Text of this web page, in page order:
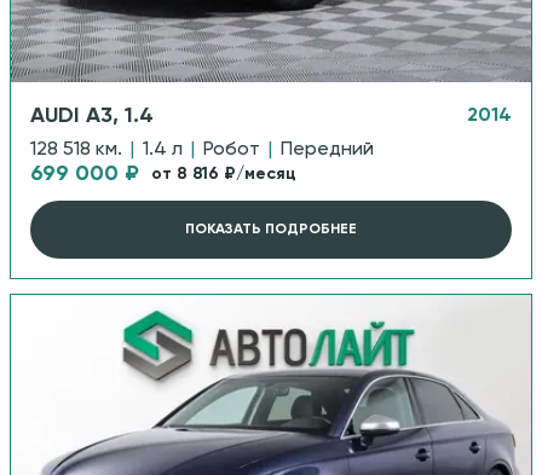
AUDI A3, 1.4
2014
128 518 км.
1.4 л Робот Передний
699 000 ₽ от 8 816 ₽/месяц
ПОКАЗАТЬ ПОДРОБНЕЕ